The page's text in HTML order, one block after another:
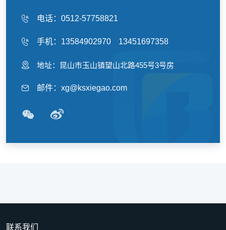
电话：0512-57758821
手机：13584902970 13451697358
地址：昆山市玉山镇望山北路455号3号房
邮件：xg@ksxiegao.com
联系我们